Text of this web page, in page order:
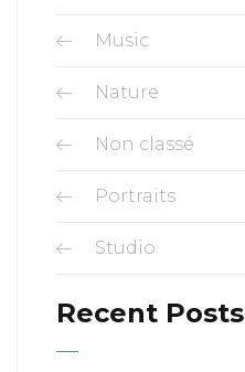
Music
Nature
Non classé
Portraits
Studio
Recent Posts